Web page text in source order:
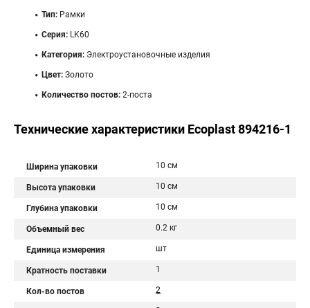
Тип: Рамки
Серия: LK60
Категория: Электроустановочные изделия
Цвет: Золото
Количество постов: 2-поста
Технические характеристики Ecoplast 894216-1
Ширина упаковки 10 см
Высота упаковки 10 см
Глубина упаковки 10 см
Объемный вес 0.2 кг
Единица измерения шт
Кратность поставки 1
Кол-во постов 2